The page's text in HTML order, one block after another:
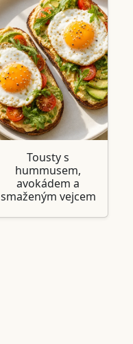
Tousty s
hummusem,
avokádem a
smaženým vejcem